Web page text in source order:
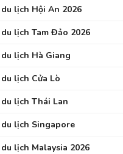
lịch Hội An 2026
lịch Tam Đảo 2026
lịch Hà Giang
lịch Cửa Lò
lịch Thái Lan
lịch Singapore
lịch Malaysia 2026